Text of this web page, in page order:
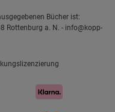
Bücher ist:
Rottenburg a. N. - info@kopp-